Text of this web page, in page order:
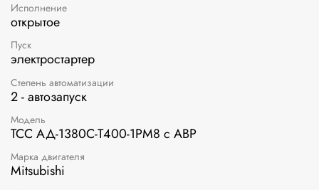
Исполнение
открытое
Пуск
электростартер
Степень автоматизации
2 - автозапуск
Модель
ТСС АД-1380С-Т400-1РМ8 с АВР
Марка двигателя
Mitsubishi